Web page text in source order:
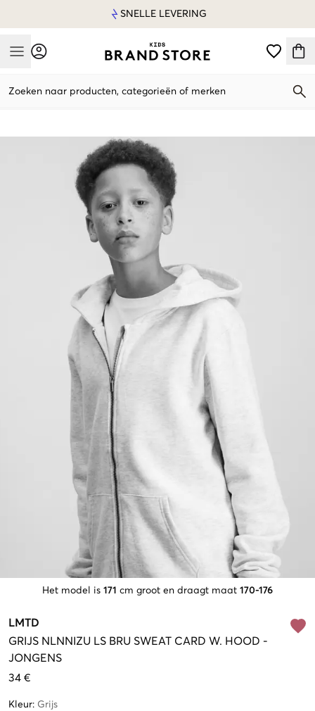
SNELLE LEVERING
Mobile Menu
Zoeken naar producten, categorieën of merken
Het model is 171 cm groot en draagt maat 170-176
LMTD
GRIJS NLNNIZU LS BRU SWEAT CARD W. HOOD -
JONGENS
34 €
Kleur: Grijs